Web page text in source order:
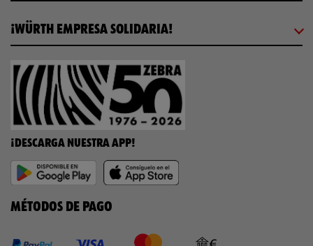
¡WÜRTH EMPRESA SOLIDARIA!
¡DESCARGA NUESTRA APP!
MÉTODOS DE PAGO